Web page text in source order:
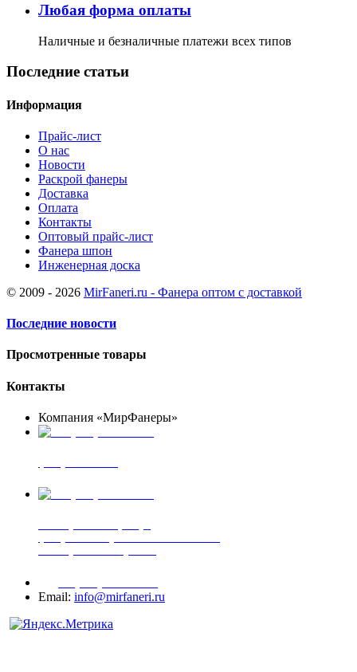
Любая форма оплаты
Наличные и безналичные платежи всех типов
Последние статьи
Информация
Прайс-лист
О нас
Новости
Раскрой фанеры
Доставка
Оплата
Контакты
Оптовый прайс-лист
Фанера шпон
Инженерная доска
© 2009 - 2026 MirFaneri.ru - Фанера оптом с доставкой
Последние новости
Просмотренные товары
Контакты
Компания «МирФанеры»
Email: info@mirfaneri.ru